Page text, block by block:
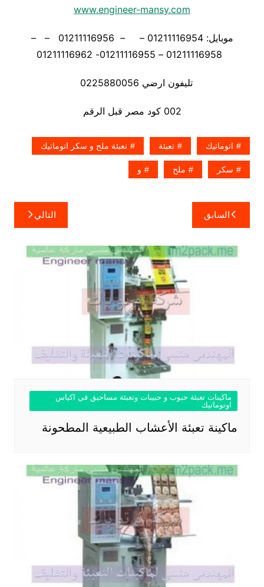
www.engineer-mansy.com
موبايل: 01211116954 – – 01211116956 – –
تليفون ارضي 0225880056
002 كود مصر قبل الرقم
اتوماتيك تعبئة تعبئة ملح و سكر اتوماتيك
سكر ملح و
تصفّح
المقالات
السابق التالي
ماكينات تعبئة حبوب و حبيبات وتعبئة مساحيق في اكياس
اوتوماتيك
ماكينة تعبئة الأعشاب الطبيعية المطحونة